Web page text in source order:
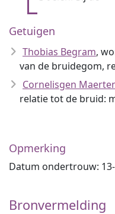
Getuigen
Thobias Begram,
van de bruidegom,
Cornelisgen
relatie tot de bruid:
Opmerking
Datum ondertrouw:
Bronvermelding